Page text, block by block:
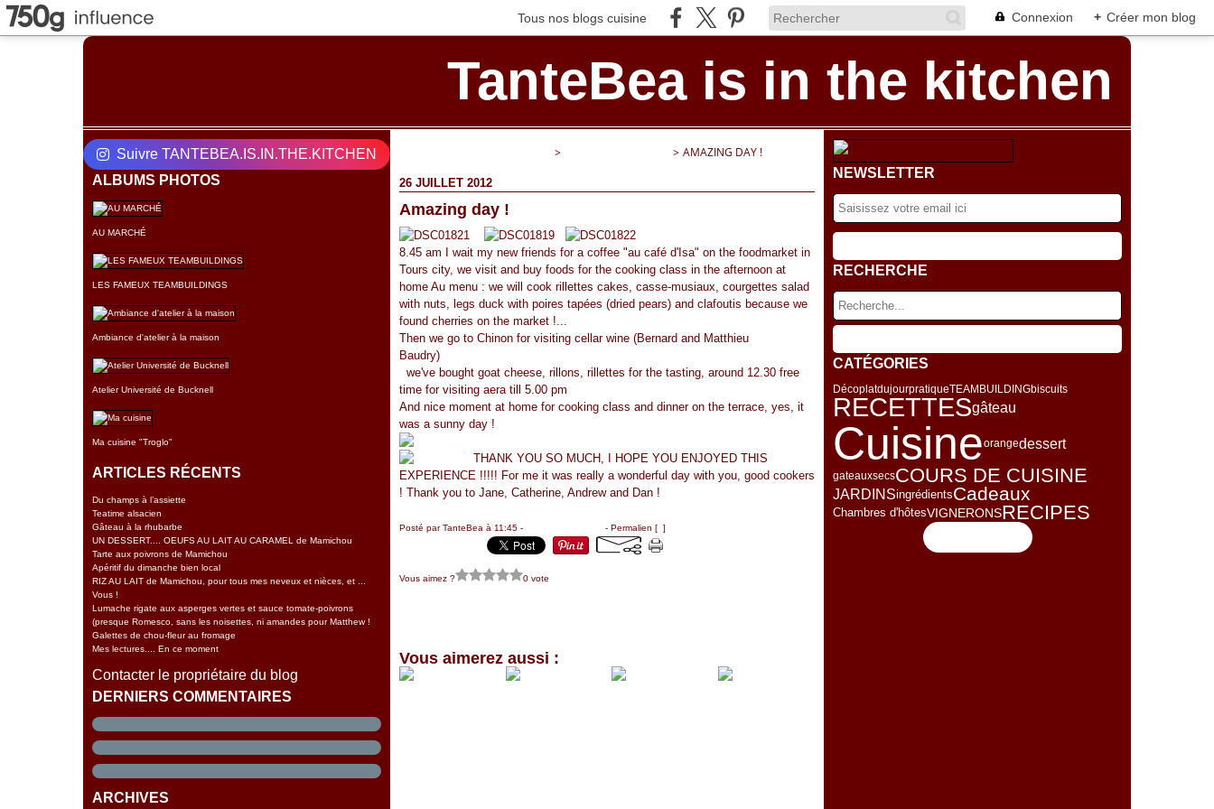
Tous nos blogs cuisine Connexion + Créer mon blog
TanteBea is in the kitchen
Suivre TANTEBEA.IS.IN.THE.KITCHEN
ALBUMS PHOTOS
AU MARCHÉ
LES FAMEUX TEAMBUILDINGS
Ambiance d'atelier à la maison
Atelier Université de Bucknell
Ma cuisine "Troglo"
ARTICLES RÉCENTS
Du champs à l’assiette
Teatime alsacien
Gâteau à la rhubarbe
UN DESSERT.... OEUFS AU LAIT AU CARAMEL de Mamichou
Tarte aux poivrons de Mamichou
Apéritif du dimanche bien local
RIZ AU LAIT de Mamichou, pour tous mes neveux et nièces, et ...
Vous !
Lumache rigate aux asperges vertes et sauce tomate-poivrons
(presque Romesco, sans les noisettes, ni amandes pour Matthew !
Galettes de chou-fleur au fromage
Mes lectures.... En ce moment
Contacter le propriétaire du blog
DERNIERS COMMENTAIRES
ARCHIVES
> > AMAZING DAY !
26 JUILLET 2012
Amazing day !
8.45 am I wait my new friends for a coffee "au café d'Isa" on the foodmarket in
Tours city, we visit and buy foods for the cooking class in the afternoon at
home Au menu : we will cook rillettes cakes, casse-musiaux, courgettes salad
with nuts, legs duck with poires tapées (dried pears) and clafoutis because we
found cherries on the market !...
Then we go to Chinon for visiting cellar wine (Bernard and Matthieu
Baudry)
we've bought goat cheese, rillons, rillettes for the tasting, around 12.30 free
time for visiting aera till 5.00 pm
And nice moment at home for cooking class and dinner on the terrace, yes, it
was a sunny day !
THANK YOU SO MUCH, I HOPE YOU ENJOYED THIS
EXPERIENCE !!!!! For me it was really a wonderful day with you, good cookers
! Thank you to Jane, Catherine, Andrew and Dan !
Posté par TanteBea à 11:45 - - Permalien [ ]
Vous aimez ? 0 vote
Vous aimerez aussi :
NEWSLETTER
RECHERCHE
CATÉGORIES
DécoplatdujourpratiqueTEAMBUILDINGbiscuits
RECETTESgâteau
Cuisineorangedessert
gateauxsecsCOURS DE CUISINE
JARDINSingrédientsCadeaux
Chambres d'hôtesVIGNERONSRECIPES